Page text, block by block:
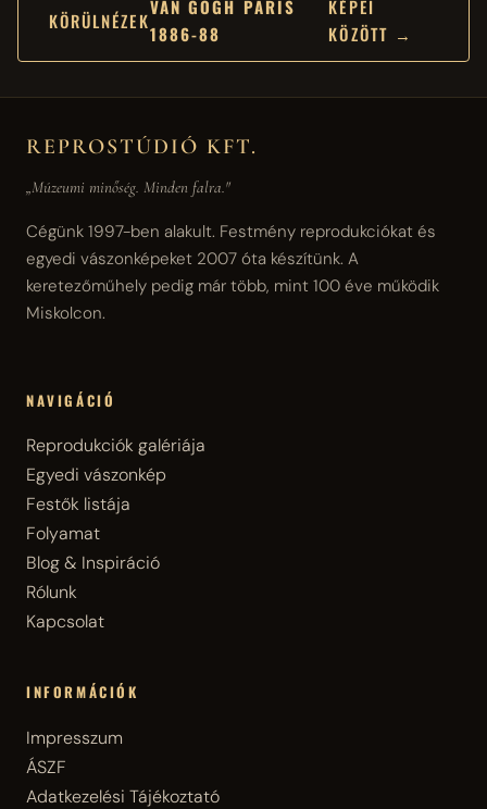
KÖRÜLNÉZEK
VAN GOGH PARIS
1886-88
KÉPEI
KÖZÖTT →
REPROSTÚDIÓ KFT.
„Múzeumi minőség. Minden falra."
Cégünk 1997-ben alakult. Festmény reprodukciókat és
egyedi vászonképeket 2007 óta készítünk. A
keretezőműhely pedig már több, mint 100 éve működik
Miskolcon.
NAVIGÁCIÓ
Reprodukciók galériája
Egyedi vászonkép
Festők listája
Folyamat
Blog & Inspiráció
Rólunk
Kapcsolat
INFORMÁCIÓK
Impresszum
ÁSZF
Adatkezelési Tájékoztató